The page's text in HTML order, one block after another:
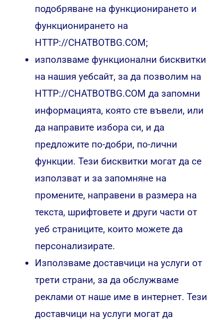
подобряване на функционирането и
функционирането на
HTTP://CHATBOTBG.COM;
използваме функционални бисквитки
на нашия уебсайт, за да позволим на
HTTP://CHATBOTBG.COM да запомни
информацията, която сте въвели, или
да направите избора си, и да
предложите по-добри, по-лични
функции. Тези бисквитки могат да се
използват и за запомняне на
промените, направени в размера на
текста, шрифтовете и други части от
уеб страниците, които можете да
персонализирате.
Използваме доставчици на услуги от
трети страни, за да обслужваме
реклами от наше име в интернет. Тези
доставчици на услуги могат да